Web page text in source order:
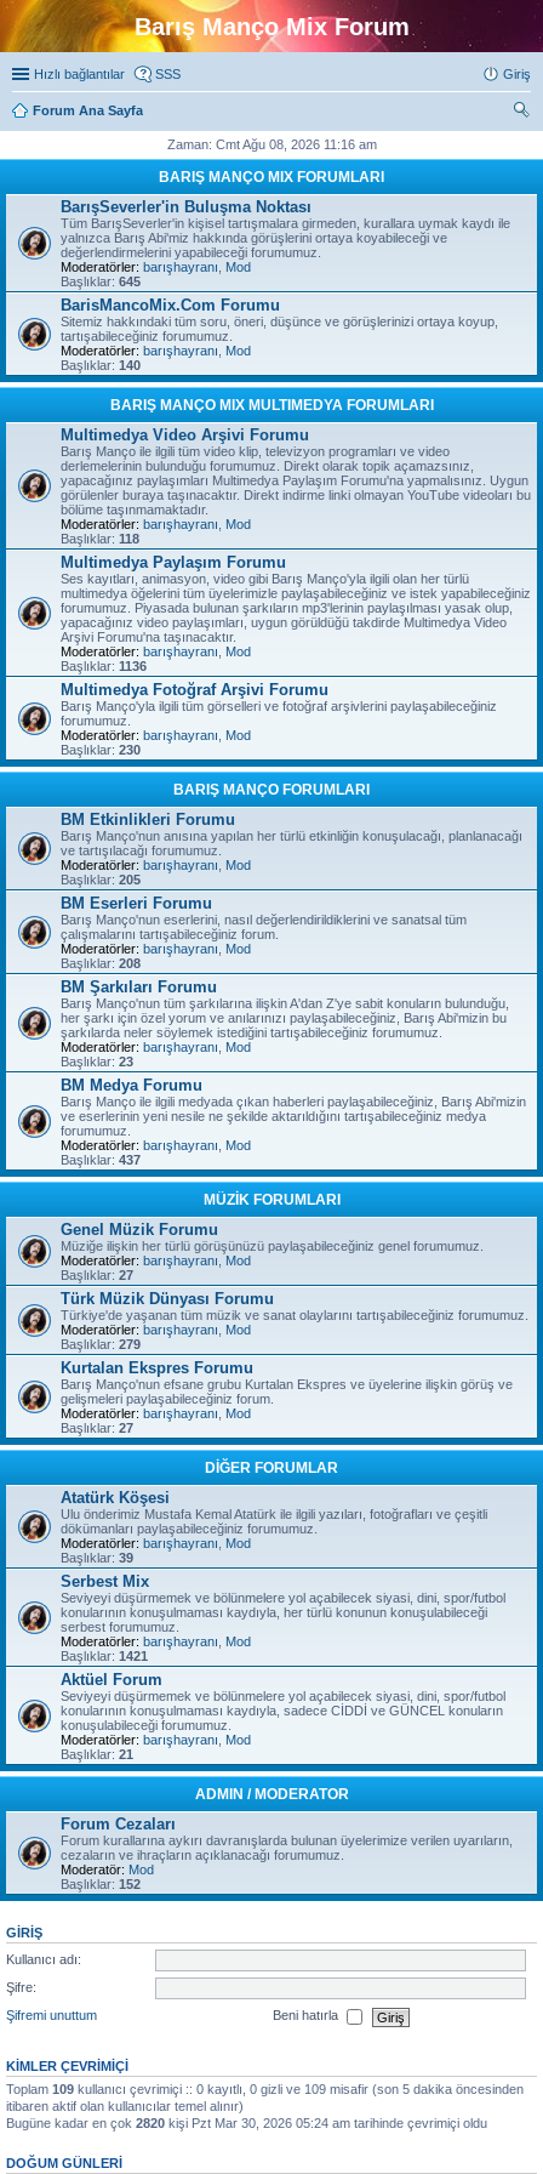
Barış Manço Mix Forum
Hızlı bağlantılar SSS Giriş
Forum Ana Sayfa
Zaman: Cmt Ağu 08, 2026 11:16 am
BARIŞ MANÇO MIX FORUMLARI
BarışSeverler'in Buluşma Noktası
Tüm BarışSeverler'in kişisel tartışmalara girmeden, kurallara uymak kaydı ile
yalnızca Barış Abi'miz hakkında görüşlerini ortaya koyabileceği ve
değerlendirmelerini yapabileceği forumumuz.
Moderatörler: barışhayranı
Mod
Başlıklar: 645
BarisMancoMix.Com Forumu
Sitemiz hakkındaki tüm soru, öneri, düşünce ve görüşlerinizi ortaya koyup,
tartışabileceğiniz forumumuz.
Moderatörler: barışhayranı
Mod
Başlıklar: 140
BARIŞ MANÇO MIX MULTIMEDYA FORUMLARI
Multimedya Video Arşivi Forumu
Barış Manço ile ilgili tüm video klip, televizyon programları ve video
derlemelerinin bulunduğu forumumuz. Direkt olarak topik açamazsınız,
yapacağınız paylaşımları Multimedya Paylaşım Forumu'na yapmalısınız. Uygun
görülenler buraya taşınacaktır. Direkt indirme linki olmayan YouTube videoları bu
bölüme taşınmamaktadır.
Moderatörler: barışhayranı
Mod
Başlıklar: 118
Multimedya Paylaşım Forumu
Ses kayıtları, animasyon, video gibi Barış Manço'yla ilgili olan her türlü
multimedya öğelerini tüm üyelerimizle paylaşabileceğiniz ve istek yapabileceğiniz
forumumuz. Piyasada bulunan şarkıların mp3'lerinin paylaşılması yasak olup,
yapacağınız video paylaşımları, uygun görüldüğü takdirde Multimedya Video
Arşivi Forumu'na taşınacaktır.
Moderatörler: barışhayranı
Mod
Başlıklar: 1136
Multimedya Fotoğraf Arşivi Forumu
Barış Manço'yla ilgili tüm görselleri ve fotoğraf arşivlerini paylaşabileceğiniz
forumumuz.
Moderatörler: barışhayranı
Mod
Başlıklar: 230
BARIŞ MANÇO FORUMLARI
BM Etkinlikleri Forumu
Barış Manço'nun anısına yapılan her türlü etkinliğin konuşulacağı, planlanacağı
ve tartışılacağı forumumuz.
Moderatörler: barışhayranı
Mod
Başlıklar: 205
BM Eserleri Forumu
Barış Manço'nun eserlerini, nasıl değerlendirildiklerini ve sanatsal tüm
çalışmalarını tartışabileceğiniz forum.
Moderatörler: barışhayranı
Mod
Başlıklar: 208
BM Şarkıları Forumu
Barış Manço'nun tüm şarkılarına ilişkin A'dan Z'ye sabit konuların bulunduğu,
her şarkı için özel yorum ve anılarınızı paylaşabileceğiniz, Barış Abi'mizin bu
şarkılarda neler söylemek istediğini tartışabileceğiniz forumumuz.
Moderatörler: barışhayranı
Mod
Başlıklar: 23
BM Medya Forumu
Barış Manço ile ilgili medyada çıkan haberleri paylaşabileceğiniz, Barış Abi'mizin
ve eserlerinin yeni nesile ne şekilde aktarıldığını tartışabileceğiniz medya
forumumuz.
Moderatörler: barışhayranı
Mod
Başlıklar: 437
MÜZİK FORUMLARI
Genel Müzik Forumu
Müziğe ilişkin her türlü görüşünüzü paylaşabileceğiniz genel forumumuz.
Moderatörler: barışhayranı
Mod
Başlıklar: 27
Türk Müzik Dünyası Forumu
Türkiye'de yaşanan tüm müzik ve sanat olaylarını tartışabileceğiniz forumumuz.
Moderatörler: barışhayranı
Mod
Başlıklar: 279
Kurtalan Ekspres Forumu
Barış Manço'nun efsane grubu Kurtalan Ekspres ve üyelerine ilişkin görüş ve
gelişmeleri paylaşabileceğiniz forum.
Moderatörler: barışhayranı
Mod
Başlıklar: 27
DİĞER FORUMLAR
Atatürk Köşesi
Ulu önderimiz Mustafa Kemal Atatürk ile ilgili yazıları, fotoğrafları ve çeşitli
dökümanları paylaşabileceğiniz forumumuz.
Moderatörler: barışhayranı
Mod
Başlıklar: 39
Serbest Mix
Seviyeyi düşürmemek ve bölünmelere yol açabilecek siyasi, dini, spor/futbol
konularının konuşulmaması kaydıyla, her türlü konunun konuşulabileceği
serbest forumumuz.
Moderatörler: barışhayranı
Mod
Başlıklar: 1421
Aktüel Forum
Seviyeyi düşürmemek ve bölünmelere yol açabilecek siyasi, dini, spor/futbol
konularının konuşulmaması kaydıyla, sadece CİDDİ ve GÜNCEL konuların
konuşulabileceği forumumuz.
Moderatörler: barışhayranı
Mod
Başlıklar: 21
ADMIN / MODERATOR
Forum Cezaları
Forum kurallarına aykırı davranışlarda bulunan üyelerimize verilen uyarıların,
cezaların ve ihraçların açıklanacağı forumumuz.
Moderatör: Mod
Başlıklar: 152
GIRIŞ
Kullanıcı adı:
Şifre:
Şifremi unuttum
Beni hatırla
KIMLER ÇEVRIMIÇI
Toplam 109 kullanıcı çevrimiçi :: 0 kayıtlı, 0 gizli ve 109 misafir (son 5 dakika öncesinden
itibaren aktif olan kullanıcılar temel alınır)
Bugüne kadar en çok 2820 kişi Pzt Mar 30, 2026 05:24 am tarihinde çevrimiçi oldu
DOĞUM GÜNLERI